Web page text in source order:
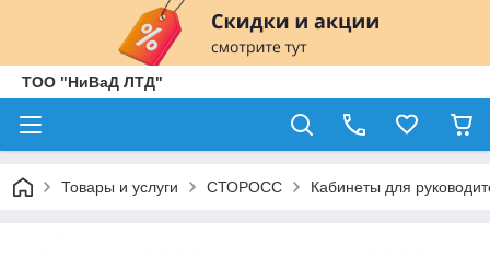
ТОО "НиВаД ЛТД"
Товары и услуги СТОРОСС Кабинеты для